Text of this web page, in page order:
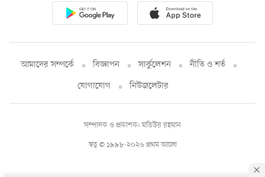
আমাদের সম্পর্কে বিজ্ঞাপন সার্কুলেশন
নীতি ও শর্ত
যোগাযোগ
নিউজলেটার
স্বত্ব © ১৯৯৮-২০২৬ প্রথম আলো
সম্পাদক ও প্রকাশক: মতিউর রহমান